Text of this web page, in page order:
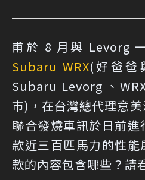
甫於 8 月與 Levorg
Subaru WRX(好爸爸
Subaru Levorg 、
市)，在台灣總代理意美
聯合發燒車訊於日前
款近三百匹馬力的性
款的內容包含哪些？請